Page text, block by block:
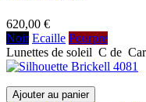
620,00 €
Noir Ecaille Pourpre
Lunettes de soleil C de
Ajouter au panier